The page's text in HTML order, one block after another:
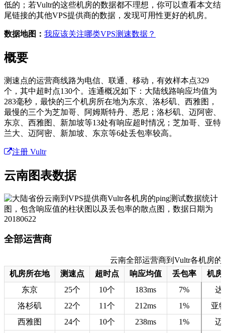
低的；若Vultr的这些机房的数据都不理想，你可以查看本文结
尾链接的其他VPS提供商的数据，发现可用性更好的机房。
数据地图： 我应该关注哪类VPS测速数据？
概要
测速点的运营商线路为电信、联通、移动，有效样本点329
个，其中超时点130个。连通概况如下：大陆线路响应均值为
283毫秒，最快的三个机房所在地为东京、洛杉矶、西雅图，
最慢的三个为芝加哥、阿姆斯特丹、悉尼；洛杉矶、迈阿密、
东京、西雅图、新加坡等13处有响应超时情况；芝加哥、亚特
兰大、迈阿密、新加坡、东京等6处丢包率较高。
注册 Vultr
云南图表数据
全部运营商
云南全部运营商到Vultr各机房的
机房所在地
测速点 超时点 响应均值 丢包率
机房
东京
25个 10个 183ms 7%
达
洛杉矶
22个 11个 212ms 1%
亚
西雅图
24个 10个 238ms 1%
迈